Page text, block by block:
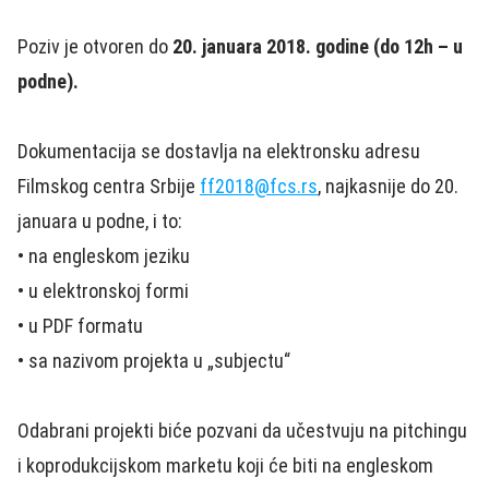
Poziv je otvoren do 20. januara 2018. godine (do 12h – u
podne).
Dokumentacija se dostavlja na elektronsku adresu
Filmskog centra Srbije ff2018@fcs.rs, najkasnije do 20.
januara u podne, i to:
• na engleskom jeziku
• u elektronskoj formi
• u PDF formatu
• sa nazivom projekta u „subjectu“
Odabrani projekti biće pozvani da učestvuju na pitchingu
i koprodukcijskom marketu koji će biti na engleskom